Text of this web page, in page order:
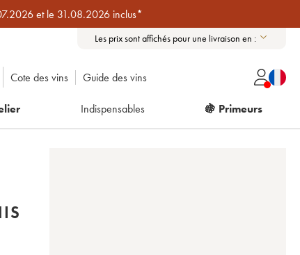
et le 31.08.2026 inclus*
Les prix sont affichés pour une livraison en :
Cote des vins Guide des vins
Indispensables 🍇 Primeurs